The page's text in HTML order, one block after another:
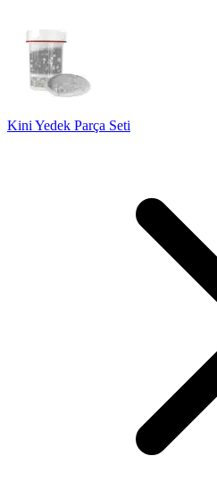
Kini Yedek Parça Seti